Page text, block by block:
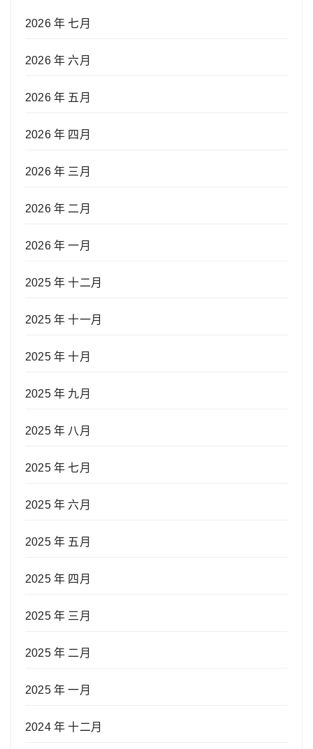
2026 年 七月
2026 年 六月
2026 年 五月
2026 年 四月
2026 年 三月
2026 年 二月
2026 年 一月
2025 年 十二月
2025 年 十一月
2025 年 十月
2025 年 九月
2025 年 八月
2025 年 七月
2025 年 六月
2025 年 五月
2025 年 四月
2025 年 三月
2025 年 二月
2025 年 一月
2024 年 十二月